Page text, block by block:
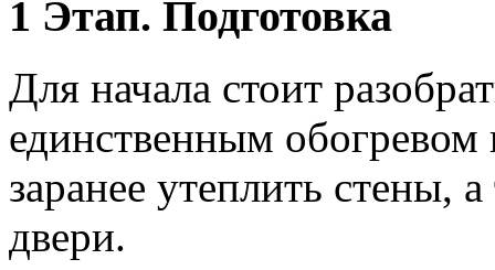
1 Этап. Подготовка
Для начала стоит
единственным обогревом
заранее утеплить стены,
двери.